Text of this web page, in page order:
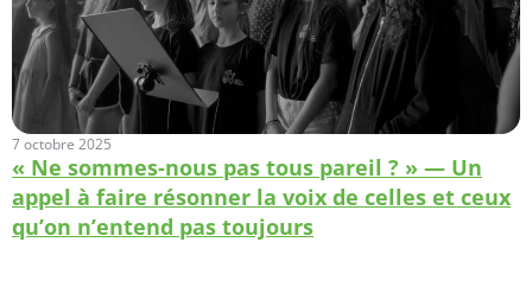
7 octobre 2025
« Ne sommes-nous pas tous pareil ? » — Un
appel à faire résonner la voix de celles et ceux
qu’on n’entend pas toujours